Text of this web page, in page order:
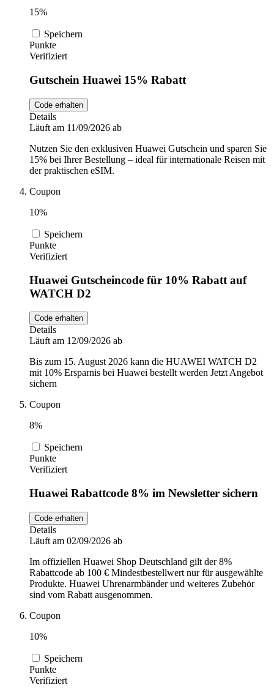
15%
Speichern
Punkte
Verifiziert
Gutschein Huawei 15% Rabatt
Code erhalten
Details
Läuft am 11/09/2026 ab
Nutzen Sie den exklusiven Huawei Gutschein und sparen Sie
15% bei Ihrer Bestellung – ideal für internationale Reisen mit
der praktischen eSIM.
Coupon
10%
Speichern
Punkte
Verifiziert
Huawei Gutscheincode für 10% Rabatt auf
WATCH D2
Code erhalten
Details
Läuft am 12/09/2026 ab
Bis zum 15. August 2026 kann die HUAWEI WATCH D2
mit 10% Ersparnis bei Huawei bestellt werden Jetzt Angebot
sichern
Coupon
8%
Speichern
Punkte
Verifiziert
Huawei Rabattcode 8% im Newsletter sichern
Code erhalten
Details
Läuft am 02/09/2026 ab
Im offiziellen Huawei Shop Deutschland gilt der 8%
Rabattcode ab 100 € Mindestbestellwert nur für ausgewählte
Produkte. Huawei Uhrenarmbänder und weiteres Zubehör
sind vom Rabatt ausgenommen.
Coupon
10%
Speichern
Punkte
Verifiziert